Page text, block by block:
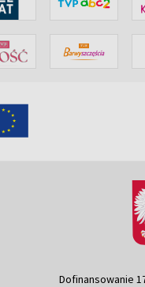
Dofinansowanie